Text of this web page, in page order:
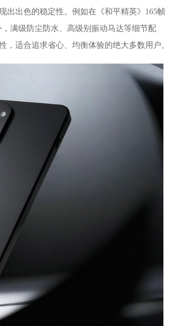
出出色的稳定性。例如在《和平精英》165帧
满级防尘防水、高级别振动马达等细节配
，适合追求省心、均衡体验的绝大多数用户。